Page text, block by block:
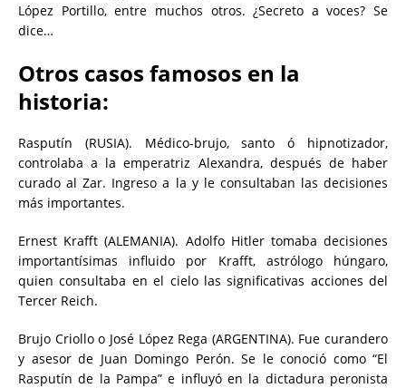
López Portillo, entre muchos otros. ¿Secreto a voces? Se
dice…
Otros casos famosos en la
historia:
Rasputín (RUSIA). Médico-brujo, santo ó hipnotizador,
controlaba a la emperatriz Alexandra, después de haber
curado al Zar. Ingreso a la y le consultaban las decisiones
más importantes.
Ernest Krafft (ALEMANIA). Adolfo Hitler tomaba decisiones
importantísimas influido por Krafft, astrólogo húngaro,
quien consultaba en el cielo las significativas acciones del
Tercer Reich.
Brujo Criollo o José López Rega (ARGENTINA). Fue curandero
y asesor de Juan Domingo Perón. Se le conoció como “El
Rasputín de la Pampa” e influyó en la dictadura peronista